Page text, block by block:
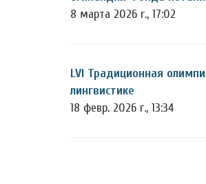
8 марта 2026 г., 17:02
LVI Традиционная
лингвистике
18 февр. 2026 г., 13:34